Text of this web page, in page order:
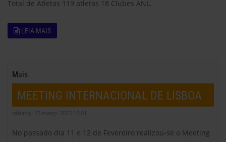
Total de Atletas 119 atletas 18 Clubes ANL.
LEIA MAIS
Mais ...
MEETING INTERNACIONAL DE LISBOA
sábado, 25 março 2023 10:01
No passado dia 11 e 12 de Fevereiro realizou-se o Meeting